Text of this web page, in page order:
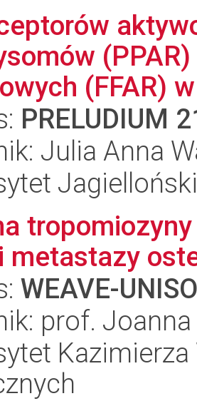
(FFAR)
PRELUDIUM
Julia Anna
metastazy
WEAVE-
prof.
Kazimierza